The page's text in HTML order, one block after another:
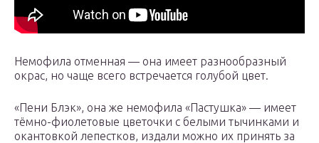
Немофила отменная — она имеет разнообразный
окрас, но чаще всего встречается голубой цвет.
«Пени Блэк», она же немофила «Пастушка» — имеет
тёмно-фиолетовые цветочки с белыми тычинками и
окантовкой лепестков, издали можно их принять за